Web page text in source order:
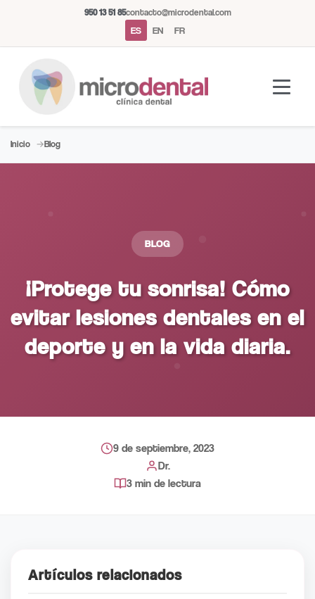
950 13 51 85contacto@microdental.com
ES EN FR
Inicio Blog
BLOG
¡Protege tu sonrisa! Cómo
evitar lesiones dentales en el
deporte y en la vida diaria.
9 de septiembre, 2023
Dr.
3 min de lectura
Artículos relacionados
Hoy